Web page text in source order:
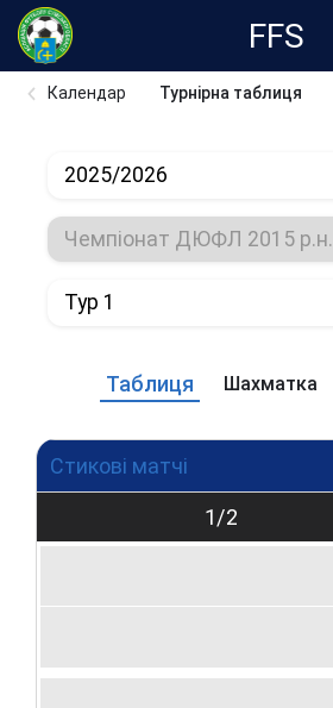
FFS
Календар Турнірна таблиця
2025/2026
Чемпіонат ДЮФЛ 2015 р.н.
Тур 1
Таблиця Шахматка
Стикові матчі
1/2